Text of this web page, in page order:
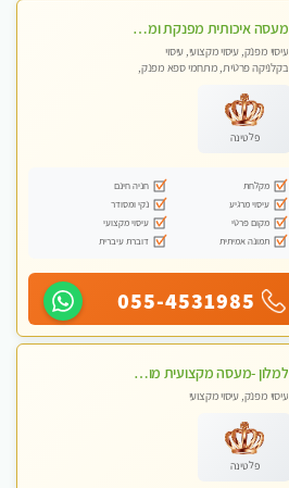
מעסה איכותית מפנקת ומקצועית לעיסוי חלומי ..... בהוד השרון
עיסוי מפנק, עיסוי מקצועי, עיסוי
בקלניקה פרטית, מתחמי ספא מפנק,
פלטינה
מקלחת
חניה חינם
עיסוי מרגיע
נקי ומסודר
מקום פרטי
עיסוי מקצועי
תמונה אמיתית
דוברת עיברית
055-4531985
למלון -מעסה מקצועית מוסמכת לבית המלון בלבד. כל סוגי העיסויים מעסה מקצועית ואיכותית.
עיסוי מפנק, עיסוי מקצועי
פלטינה